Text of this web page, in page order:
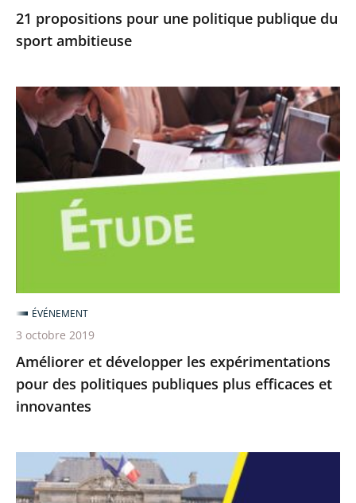
21 propositions pour une politique publique du
sport ambitieuse
Améliorer
et
développer
expérimentations
politiques
plus
efficaces
et
innovantes
Améliorer et développer les expérimentations
pour des politiques publiques plus efficaces et
innovantes
ÉVÉNEMENT
3 octobre 2019
Conseil